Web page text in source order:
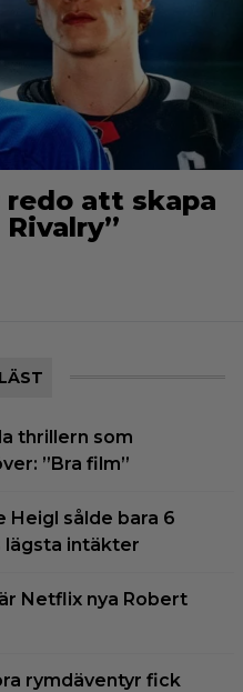
redo att skapa
thrillern som
”Bra film”
Heigl sålde bara 6
lägsta intäkter
Netflix nya Robert
rymdäventyr fick